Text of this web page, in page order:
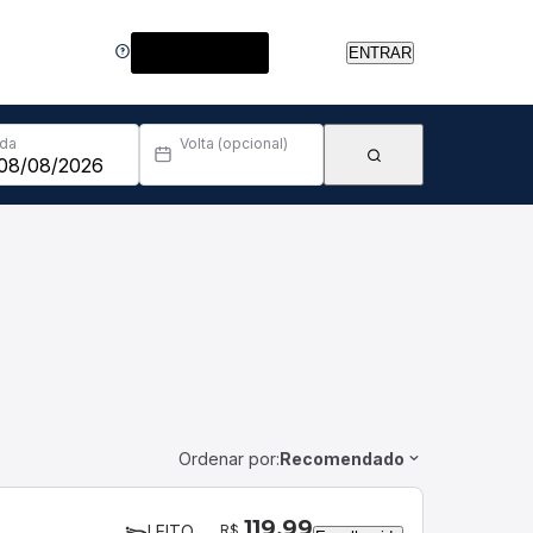
ENTRAR
Volta (opcional)
Ordenar por:Recomendado
R$ 119,99